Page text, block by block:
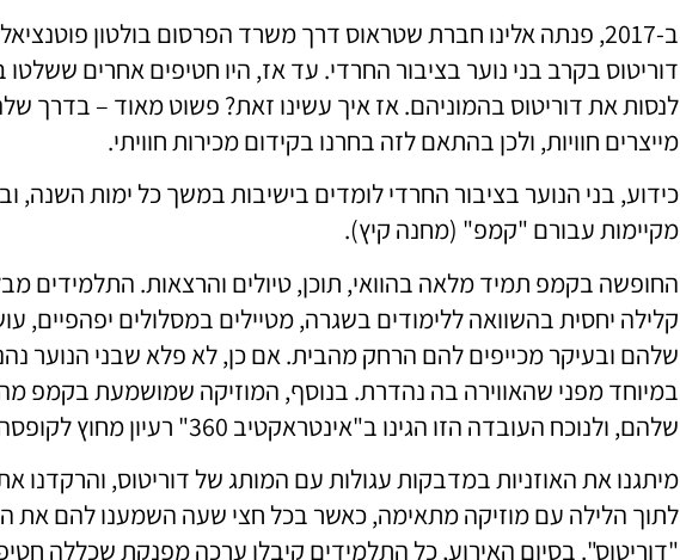
ב-2017, פנתה אלינו חברת שטראוס דרך משרד הפרסום בולטון
דוריטוס בקרב בני נוער בציבור החרדי. עד אז, היו חטיפים אחרים ששלטו
מייצרים חוויות, ולכן בהתאם לזה בחרנו בקידום מכירות חוויתי.
כידוע, בני הנוער בציבור החרדי לומדים בישיבות במשך כל ימות השנה,
מקיימות עבורם "קמפ" (מחנה קיץ).
החופשה בקמפ תמיד מלאה בהוואי, תוכן, טיולים והרצאות. התלמידים
קלילה יחסית בהשוואה ללימודים בשגרה, מטיילים במסלולים יפהפיים,
שלהם ובעיקר מכייפים להם הרחק מהבית. אם כן, לא פלא שבני הנוער
במיוחד מפני שהאווירה בה נהדרת. בנוסף, המוזיקה שמושמעת בקמפ
שלהם, ולנוכח העובדה הזו הגינו ב"אינטראקטיב 360" רעיון מחוץ לקופסה:
מיתגנו את האוזניות במדבקות עגולות עם המותג של דוריטוס,
לתוך הלילה עם מוזיקה מתאימה, כאשר בכל חצי שעה השמענו להם את
"דוריטוס". בסיום האירוע, כל התלמידים קיבלו ערכה מפנקת שכללה